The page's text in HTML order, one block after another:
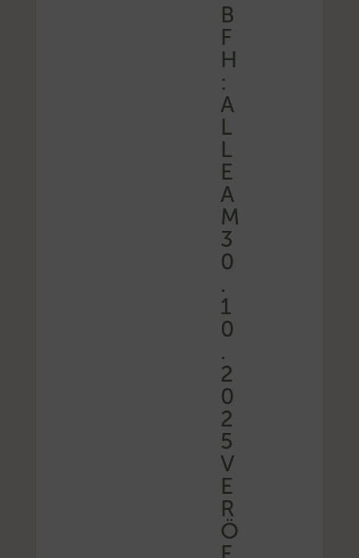
B
F
H
:
A
L
L
E
A
M
3
0
.
1
0
.
2
0
2
5
V
E
R
Ö